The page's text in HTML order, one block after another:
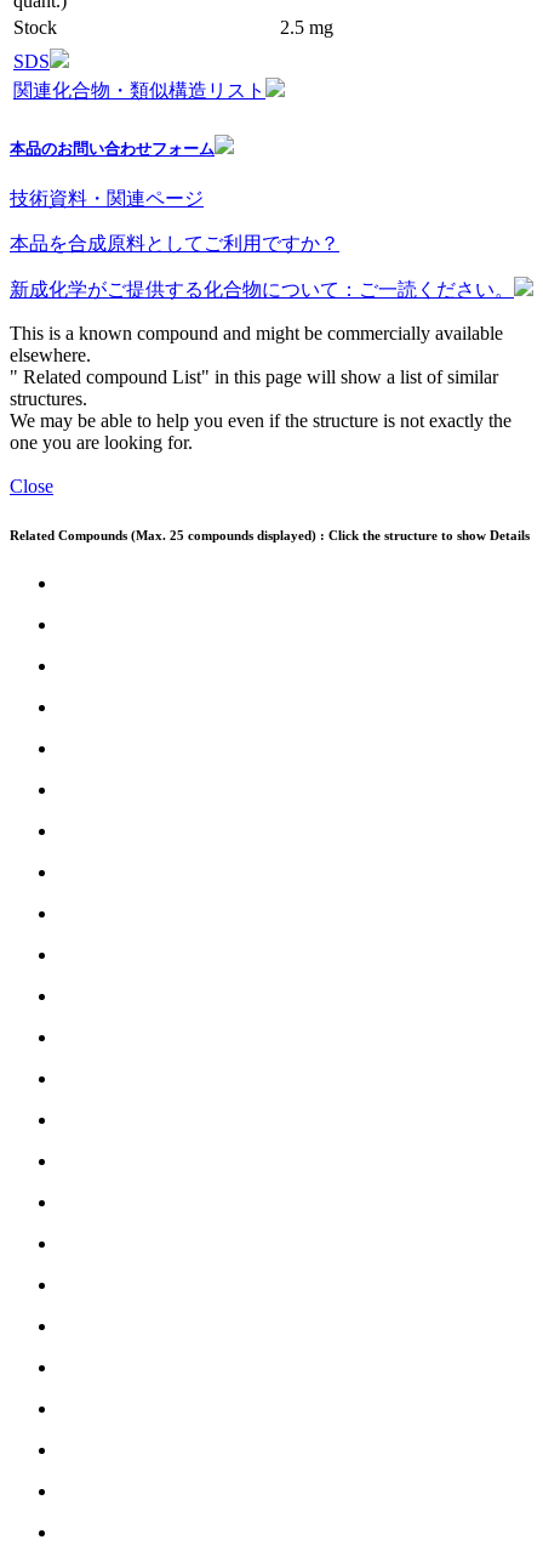
Stock
2.5 mg
SDS
関連化合物・類似構造リスト
本品のお問い合わせフォーム
技術資料・関連ページ
本品を合成原料としてご利用ですか？
新成化学がご提供する化合物について：ご一読ください。
This is a known compound and might be commercially available
elsewhere.
" Related compound List" in this page will show a list of similar
structures.
We may be able to help you even if the structure is not exactly the
one you are looking for.
Close
Related Compounds (Max. 25 compounds displayed) : Click the structure to show Details